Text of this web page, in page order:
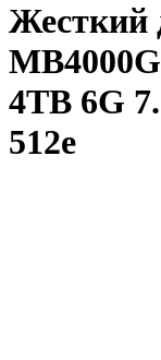
Жесткий
4TB 6G
512e